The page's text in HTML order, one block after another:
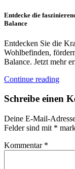
Entdecke die
Balance
Entdecken Sie die
Wohlbefinden,
Balance. Jetzt mehr
Continue reading
Schreibe einen
Deine E-Mail-
Felder sind mit *
Kommentar *